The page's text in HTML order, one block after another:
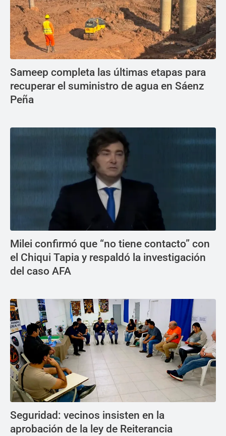
Sameep completa las últimas etapas para
recuperar el suministro de agua en Sáenz
Peña
Milei confirmó que “no tiene contacto” con
el Chiqui Tapia y respaldó la investigación
del caso AFA
Seguridad: vecinos insisten en la
aprobación de la ley de Reiterancia